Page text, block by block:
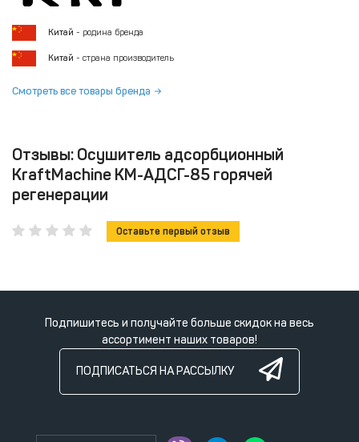
Китай - родина бренда
Китай - страна производитель
Смотреть все товары бренда
Отзывы: Осушитель адсорбционный
KraftMachine КМ-АДСГ-85 горячей
регенерации
Оставьте первый отзыв
Подпишитесь и получайте больше скидок на весь
ассортимент наших товаров!
ПОДПИСАТЬСЯ НА РАССЫЛКУ